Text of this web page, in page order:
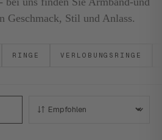
Geschmack, Stil und Anlass.
RINGE VERLOBUNGSRINGE
SORTIEREN: